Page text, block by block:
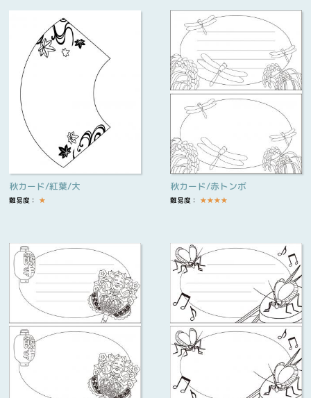
秋カード/紅葉/大
難易度： ★
秋カード/赤トンボ
難易度： ★★★★